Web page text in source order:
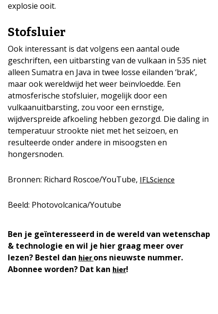
explosie ooit.
Stofsluier
Ook interessant is dat volgens een aantal oude
geschriften, een uitbarsting van de vulkaan in 535 niet
alleen Sumatra en Java in twee losse eilanden ‘brak’,
maar ook wereldwijd het weer beïnvloedde. Een
atmosferische stofsluier, mogelijk door een
vulkaanuitbarsting, zou voor een ernstige,
wijdverspreide afkoeling hebben gezorgd. Die daling in
temperatuur strookte niet met het seizoen, en
resulteerde onder andere in misoogsten en
hongersnoden.
Bronnen: Richard Roscoe/YouTube, IFLScience
Beeld: Photovolcanica/Youtube
Ben je geïnteresseerd in de wereld van wetenschap
& technologie en wil je hier graag meer over
lezen? Bestel dan hierons nieuwste nummer.
Abonnee worden? Dat kan hier!